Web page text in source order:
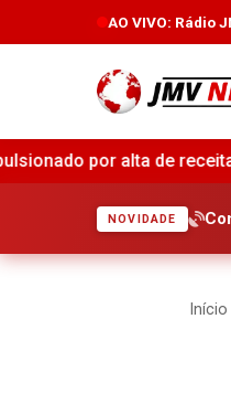
AO VIVO: Rádio
• Lucro da Nintendo
NOVIDADE
Início